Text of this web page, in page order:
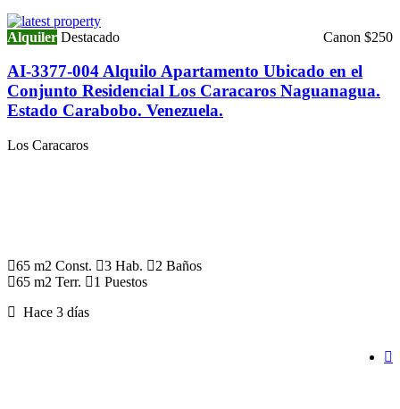
Canon $250
Alquiler Destacado
AI-3377-004 Alquilo Apartamento Ubicado en el
Conjunto Residencial Los Caracaros Naguanagua.
Estado Carabobo. Venezuela.
Los Caracaros
65 m2 Const. 3 Hab.
2 Baños
65 m2 Terr.
1 Puestos
Hace 3 días